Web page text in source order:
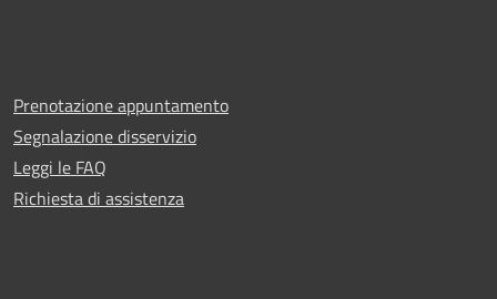
Prenotazione appuntamento
Segnalazione disservizio
Leggi le FAQ
Richiesta di assistenza